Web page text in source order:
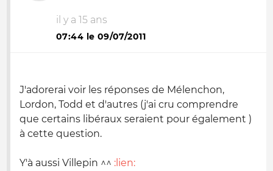
il y a 15 ans
07:44 le 09/07/2011
J'adorerai voir les réponses de Mélenchon,
Lordon, Todd et d'autres (j'ai cru comprendre
que certains libéraux seraient pour également )
à cette question.
Y'à aussi Villepin ^^ :lien: